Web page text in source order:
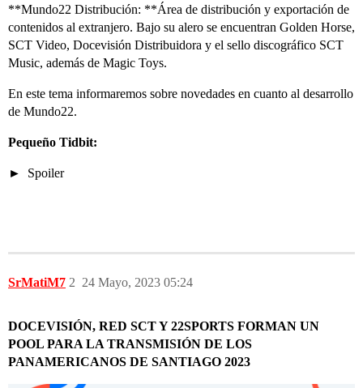
**Mundo22 Distribución: **Área de distribución y exportación de
contenidos al extranjero. Bajo su alero se encuentran Golden Horse,
SCT Video, Docevisión Distribuidora y el sello discográfico SCT
Music, además de Magic Toys.
En este tema informaremos sobre novedades en cuanto al desarrollo
de Mundo22.
Pequeño Tidbit:
Spoiler
SrMatiM7 24 Mayo, 2023 05:24
2
DOCEVISIÓN, RED SCT Y 22SPORTS FORMAN UN
POOL PARA LA TRANSMISIÓN DE LOS
PANAMERICANOS DE SANTIAGO 2023